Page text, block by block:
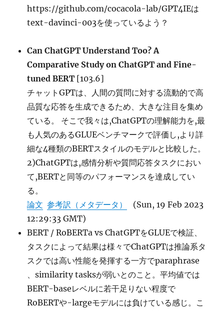
https://github.com/cocacola-lab/GPT4IEは
text-davinci-003を使っているよう？
Can ChatGPT Understand Too? A
Comparative Study on ChatGPT and Fine-
tuned BERT [103.6]
チャットGPTは、人間の質問に対する流動的で高
品質な応答を生成できるため、大きな注目を集め
ている。 そこで我々は,ChatGPTの理解能力を,最
も人気のあるGLUEベンチマークで評価し,より詳
細な4種類のBERTスタイルのモデルと比較した。
2)ChatGPTは,感情分析や質問応答タスクにおい
て,BERTと同等のパフォーマンスを達成してい
る。
論文 参考訳（メタデータ）
(Sun, 19 Feb 2023
12:29:33 GMT)
BERT / RoBERTa vs ChatGPTをGLUEで検証、
タスクによって結果は様々でChatGPTは推論系タ
スクでは高い性能を発揮する一方でparaphrase
、similarity tasksが弱いとのこと。平均値では
BERT-baseレベルに若干足りない程度で
RoBERTや-largeモデルには負けている感じ。こ